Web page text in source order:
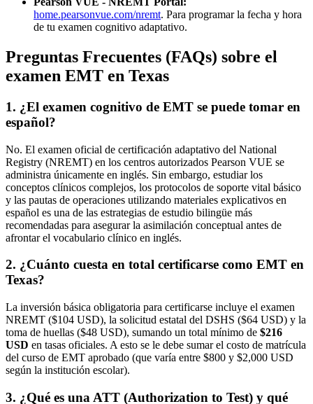
home.pearsonvue.com/nremt. Para programar la fecha y hora
de tu examen cognitivo adaptativo.
Preguntas Frecuentes (FAQs) sobre el
examen EMT en Texas
1. ¿El examen cognitivo de EMT se puede tomar en
español?
No. El examen oficial de certificación adaptativo del National
Registry (NREMT) en los centros autorizados Pearson VUE se
administra únicamente en inglés. Sin embargo, estudiar los
conceptos clínicos complejos, los protocolos de soporte vital básico
y las pautas de operaciones utilizando materiales explicativos en
español es una de las estrategias de estudio bilingüe más
recomendadas para asegurar la asimilación conceptual antes de
afrontar el vocabulario clínico en inglés.
2. ¿Cuánto cuesta en total certificarse como EMT en
Texas?
La inversión básica obligatoria para certificarse incluye el examen
NREMT ($104 USD), la solicitud estatal del DSHS ($64 USD) y la
toma de huellas ($48 USD), sumando un total mínimo de $216
USD en tasas oficiales. A esto se le debe sumar el costo de matrícula
del curso de EMT aprobado (que varía entre $800 y $2,000 USD
según la institución escolar).
3. ¿Qué es una ATT (Authorization to Test) y qué